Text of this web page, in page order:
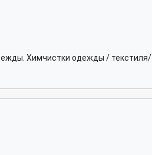
Химчистки одежды / текстиля/